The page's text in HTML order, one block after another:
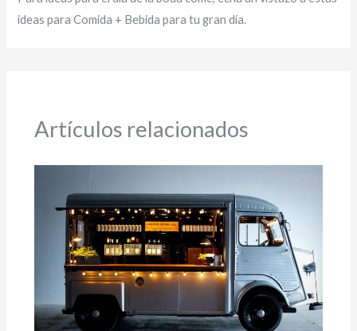
ideas para Comida + Bebida para tu gran día.
Artículos relacionados